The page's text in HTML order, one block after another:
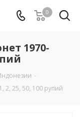
0
1970-
-
2, 25, 50, 100 рупий